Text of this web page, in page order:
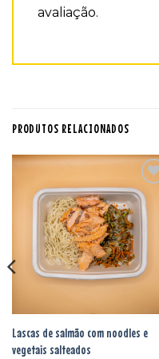
avaliação.
PRODUTOS RELACIONADOS
Adicionar
aos
favoritos
Lascas de salmão com noodles e
vegetais salteados